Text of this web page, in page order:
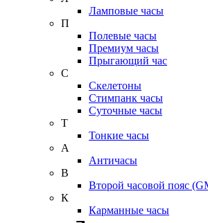
Ламповые часы
П
Полевые часы
Премиум часы
Прыгающий час
С
Скелетоны
Стимпанк часы
Суточные часы
Т
Тонкие часы
А
Античасы
В
Второй часовой пояс
К
Карманные часы